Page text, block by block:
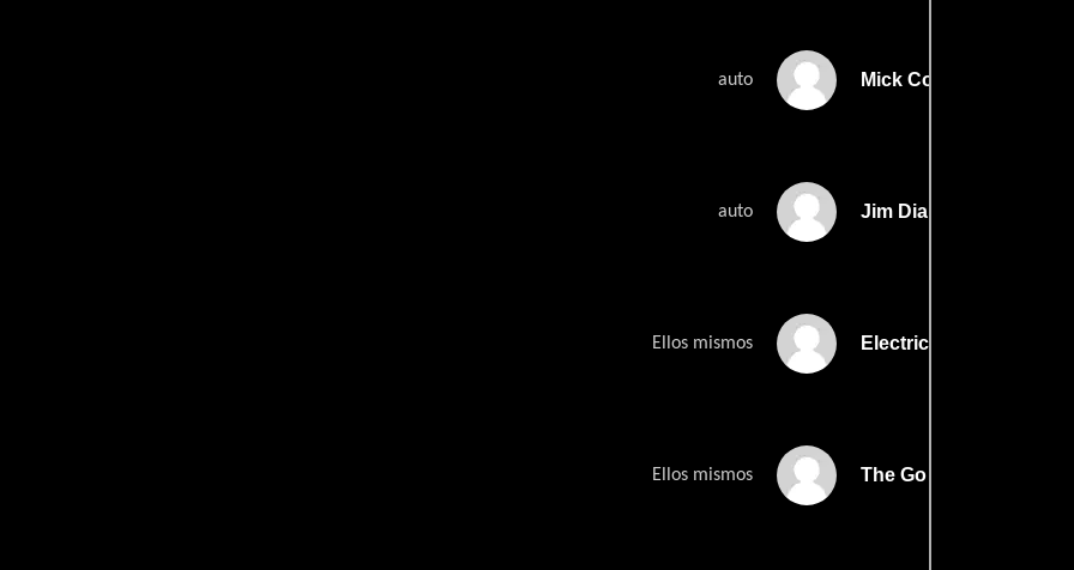
auto Mick Collins
auto Jim Diamond
Ellos mismos Electric Six
Ellos mismos The Go